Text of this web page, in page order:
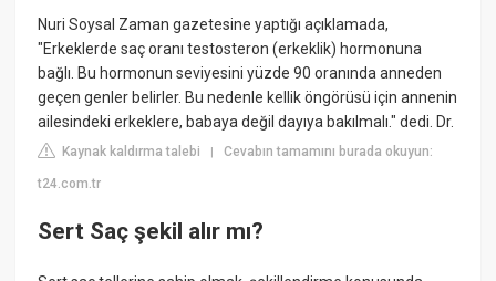
Nuri Soysal Zaman gazetesine yaptığı açıklamada,
"Erkeklerde saç oranı testosteron (erkeklik) hormonuna
bağlı. Bu hormonun seviyesini yüzde 90 oranında anneden
geçen genler belirler. Bu nedenle kellik öngörüsü için annenin
ailesindeki erkeklere, babaya değil dayıya bakılmalı." dedi. Dr.
Kaynak kaldırma talebi |Cevabın tamamını burada okuyun:
t24.com.tr
Sert Saç şekil alır mı?